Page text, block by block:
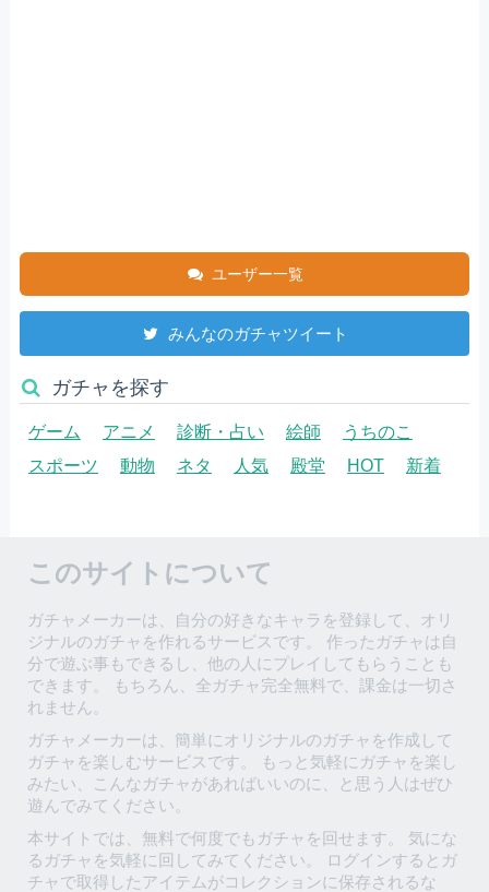
ユーザー一覧
みんなのガチャツイート
ガチャを探す
ゲーム アニメ 診断・占い 絵師
うちのこ
スポーツ
動物 ネタ 人気 殿堂 HOT 新着
このサイトについて
ガチャメーカーは、自分の好きなキャラを登録して、オリ
ジナルのガチャを作れるサービスです。 作ったガチャは自
分で遊ぶ事もできるし、他の人にプレイしてもらうことも
できます。 もちろん、全ガチャ完全無料で、課金は一切さ
れません。
ガチャメーカーは、簡単にオリジナルのガチャを作成して
ガチャを楽しむサービスです。 もっと気軽にガチャを楽し
みたい、こんなガチャがあればいいのに、と思う人はぜひ
遊んでみてください。
本サイトでは、無料で何度でもガチャを回せます。 気にな
るガチャを気軽に回してみてください。 ログインするとガ
チャで取得したアイテムがコレクションに保存されるな